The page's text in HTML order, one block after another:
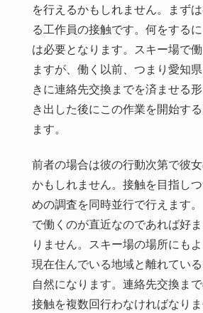
を行えるかもしれません。まず
る工作員の接触です。何をする
は必要となります。スキー場で
ますが、働く以前、つまり愛知
きに連絡先交換までを済ませる
き出した後にこの作業を開始す
ます。
前者の場合は彼の行動次第で彼
かもしれません。接触を目指し
めの調査を同時並行で行えます
で働くのが直近なのであれば好
りません。スキー場の場所にも
現在住んでいる地域と離れてい
自然になります。連絡先交換ま
接触を複数回行わなければなり